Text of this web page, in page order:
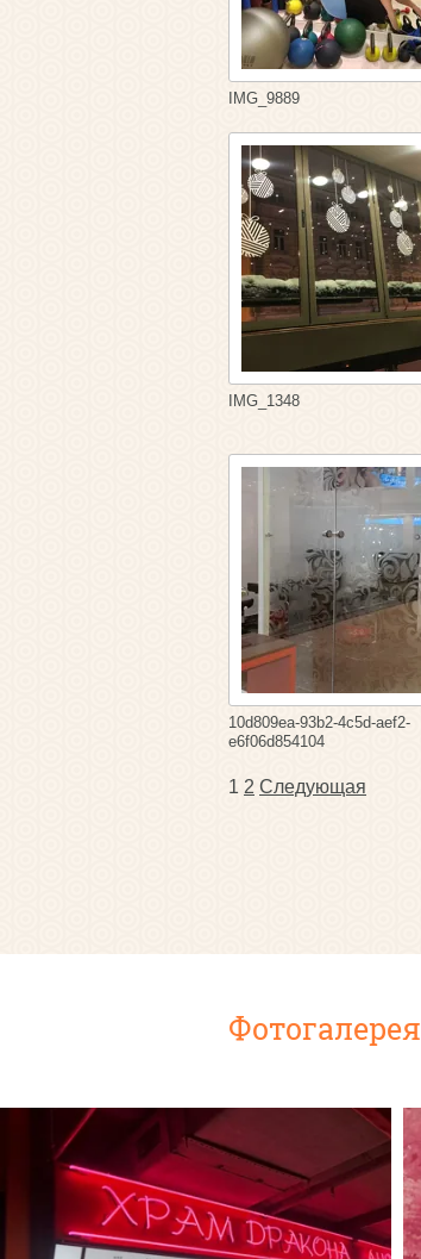
IMG_9889
IMG_1348
10d809ea-93b2-4c5d-aef2-
e6f06d854104
1 2 Следующая
Фотогалерея